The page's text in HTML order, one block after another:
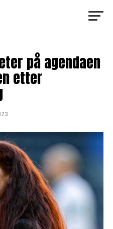
på agendaen
etter